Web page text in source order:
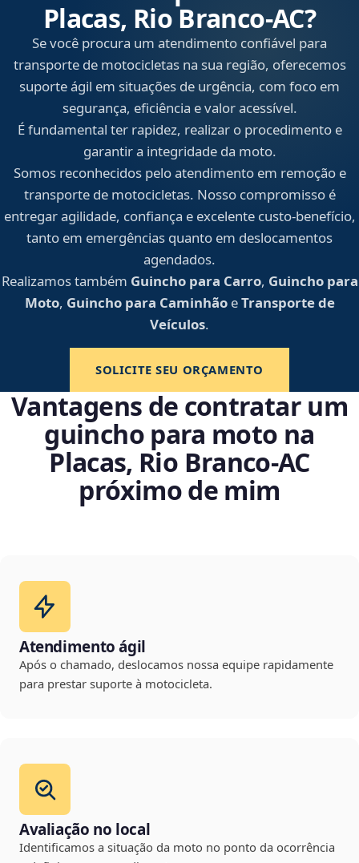
Placas, Rio Branco‑AC?
Se você procura um atendimento confiável para
transporte de motocicletas na sua região, oferecemos
suporte ágil em situações de urgência, com foco em
segurança, eficiência e valor acessível.
É fundamental ter rapidez, realizar o procedimento e
garantir a integridade da moto.
Somos reconhecidos pelo atendimento em remoção e
transporte de motocicletas. Nosso compromisso é
entregar agilidade, confiança e excelente custo-benefício,
tanto em emergências quanto em deslocamentos
agendados.
Realizamos também Guincho para Carro, Guincho para
Moto, Guincho para CaminhãoeTransporte de
Veículos.
SOLICITE SEU ORÇAMENTO
Vantagens de contratar um
guincho para moto na
Placas, Rio Branco‑AC
próximo de mim
Atendimento ágil
Após o chamado, deslocamos nossa equipe rapidamente
para prestar suporte à motocicleta.
Avaliação no local
Identificamos a situação da moto no ponto da ocorrência